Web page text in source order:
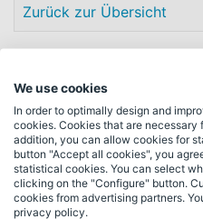
Zurück zur Übersicht
Name *
We use cookies
In order to optimally design and
cookies. Cookies that are necessary
addition, you can allow cookies for
button "Accept all cookies", you
statistical cookies. You can select
clicking on the "Configure" button.
cookies from advertising partners.
privacy policy.